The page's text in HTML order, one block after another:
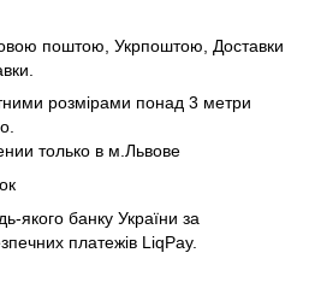
поштою, Укрпоштою, Доставки
розмірами понад 3 метри
только в м.Львове
якого банку України за
платежів LiqPay.